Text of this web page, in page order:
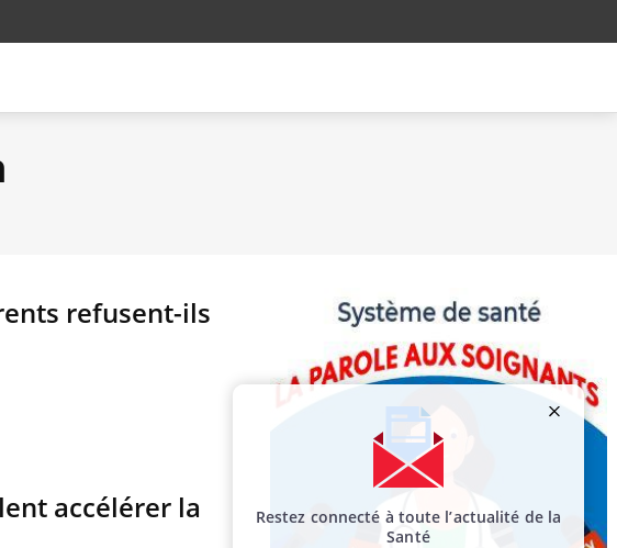
refusent-ils
accélérer la
Restez connecté à toute l’actualité de la
Santé